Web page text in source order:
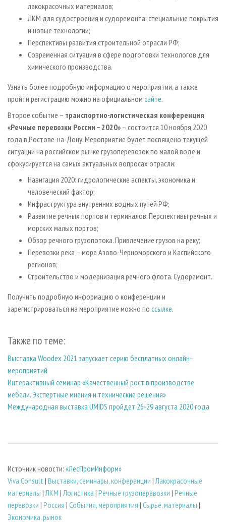
лакокрасочных материалов;
ЛКМ для судостроения и судоремонта: специальные покрытия
и новые технологии;
Перспективы развития строительной отрасли РФ;
Современная ситуация в сфере подготовки технологов для
химического производства.
Узнать более подробную информацию о мероприятии, а также
пройти регистрацию можно на официальном сайте.
Второе событие – транспортно-логистическая конференция
«Речные перевозки России – 2020» – состоится 10 ноября 2020
года в Ростове-на-Дону. Мероприятие будет посвящено текущей
ситуации на российском рынке грузоперевозок по малой воде и
сфокусируется на самых актуальных вопросах отрасли:
Навигация 2020: гидрологические аспекты, экономика и
человеческий фактор;
Инфраструктура внутренних водных путей РФ;
Развитие речных портов и терминалов. Перспективы речных и
морских малых портов;
Обзор речного грузопотока. Привлечение грузов на реку;
Перевозки река – море Азово-Черноморского и Каспийского
регионов;
Строительство и модернизация речного флота. Судоремонт.
Получить подробную информацию о конференции и
зарегистрироваться на мероприятие можно по ссылке.
Также по теме:
Выставка Woodex 2021 запускает серию бесплатных онлайн-
мероприятий
Интерактивный семинар «Качественный рост в производстве
мебели. Экспертные мнения и технические решения»
Международная выставка UMIDS пройдет 26-29 августа 2020 года
Источник новости: «ЛесПромИнформ»
Viva Consult | Выставки, семинары, конференции | Лакокрасочные
материалы | ЛКМ | Логистика | Речные грузоперевозки | Речные
перевозки | Россия | События, мероприятия | Сырье, материалы |
Экономика, рынок